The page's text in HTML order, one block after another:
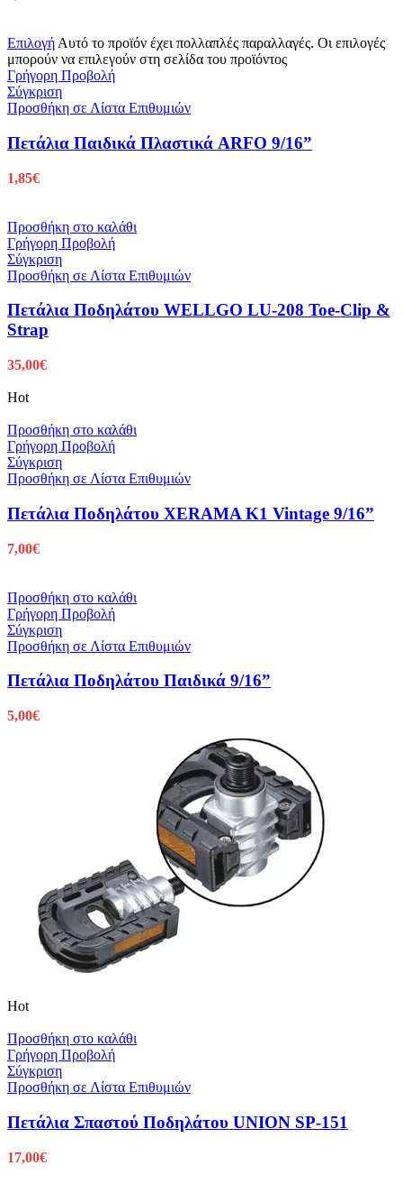
Επιλογή Αυτό το προϊόν έχει πολλαπλές παραλλαγές. Οι επιλογές
μπορούν να επιλεγούν στη σελίδα του προϊόντος
Γρήγορη Προβολή
Σύγκριση
Προσθήκη σε Λίστα Επιθυμιών
Πετάλια Παιδικά Πλαστικά ARFO 9/16”
1,85€
Προσθήκη στο καλάθι
Γρήγορη Προβολή
Σύγκριση
Προσθήκη σε Λίστα Επιθυμιών
Πετάλια Ποδηλάτου WELLGO LU-208 Toe-Clip &
Strap
35,00€
Hot
Προσθήκη στο καλάθι
Γρήγορη Προβολή
Σύγκριση
Προσθήκη σε Λίστα Επιθυμιών
Πετάλια Ποδηλάτου XERAMA K1 Vintage 9/16”
7,00€
Προσθήκη στο καλάθι
Γρήγορη Προβολή
Σύγκριση
Προσθήκη σε Λίστα Επιθυμιών
Πετάλια Ποδηλάτου Παιδικά 9/16”
5,00€
Hot
Προσθήκη στο καλάθι
Γρήγορη Προβολή
Σύγκριση
Προσθήκη σε Λίστα Επιθυμιών
Πετάλια Σπαστού Ποδηλάτου UNION SP-151
17,00€